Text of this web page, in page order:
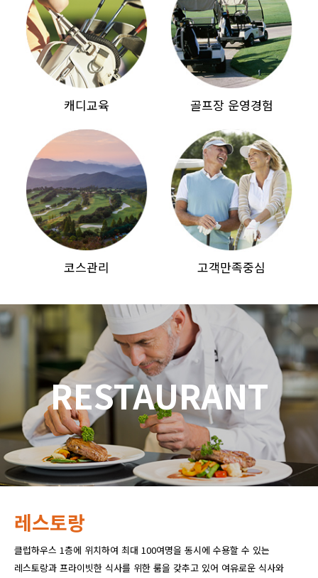
캐디교육 골프장 운영경험
코스관리 고객만족중심
RESTAURANT
레스토랑
클럽하우스 1층에 위치하여 최대 100여명을 동시에 수용할 수 있는
레스토랑과 프라이빗한 식사를 위한 룸을 갖추고 있어 여유로운 식사와